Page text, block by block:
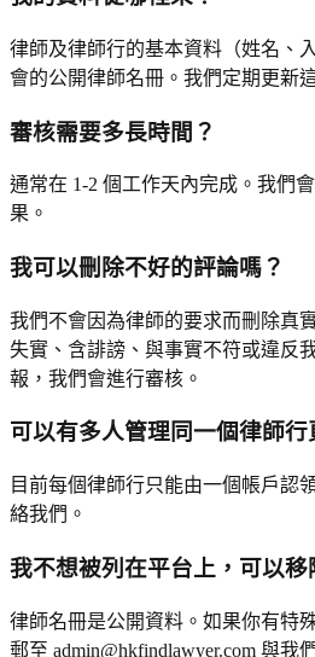
律師及律師行的基本資料（姓名、
會的公開律師名冊。我們定期更新
審核需要多長時間？
通常在 1-2 個工作天內完成。我們
果。
我可以刪除不好的評論嗎？
我們不會因為律師的要求而刪除真
失實、含誹謗、與事實不符或違反
報，我們會進行審核。
可以有多人管理同一個律師行
目前每個律師行只能由一個帳戶認
絡我們。
我不想被列在平台上，可以移
律師名冊是公開資料。如果你有特
郵至 admin@hkfindlawyer.com 與我